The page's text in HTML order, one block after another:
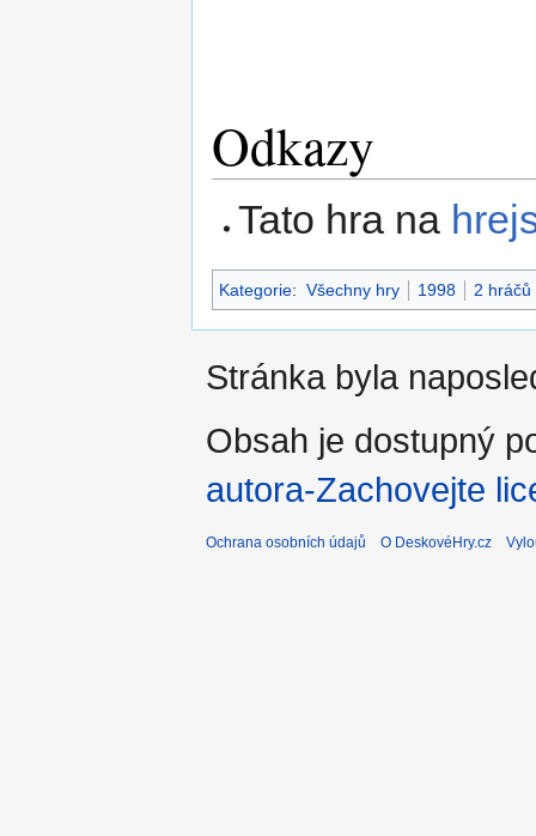
Odkazy
Tato hra na
Kategorie: Všechny hry 1998 2 hráčů
Stránka byla
Obsah je dostupný
autora-Zachovejte
Ochrana osobních údajů O DeskovéHry.cz